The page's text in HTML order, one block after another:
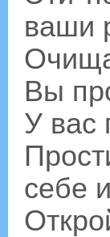
ваши
Вы
У вас
себе